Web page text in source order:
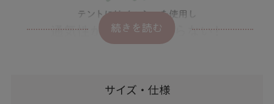
続きを読む
サイズ・仕様